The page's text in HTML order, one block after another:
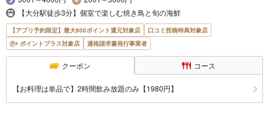
【大分駅徒歩3分】個室で楽しむ焼き鳥と旬の海鮮
【アプリ予約限定】最大800ポイント還元対象店
口コミ投稿特典対象店
ポイントプラス対象店
適格請求書発行事業者
クーポン コース
【お料理は単品で】2時間飲み放題のみ【1980円】